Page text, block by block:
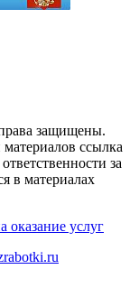
защищены.
ссылка
за
в материалах
оказание услуг